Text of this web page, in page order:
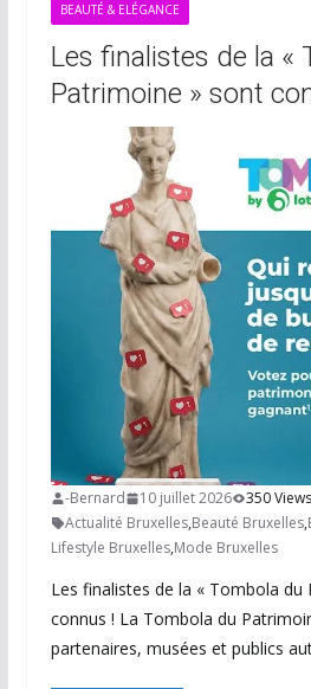
BEAUTÉ & ELÉGANCE
Les finalistes de la «
Patrimoine » sont
-Bernard 10 juillet 2026
350 Views
Actualité Bruxelles,Beauté Bruxelles,
Lifestyle Bruxelles,Mode Bruxelles
Les finalistes de la « Tombola du
connus ! La Tombola du
partenaires, musées et publics